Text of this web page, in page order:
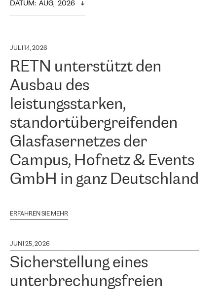
DATUM: AUG,  2026
JULI 14, 2026
RETN unterstützt den
Ausbau des
leistungsstarken,
standortübergreifenden
Glasfasernetzes der
Campus, Hofnetz & Events
GmbH in ganz Deutschland
ERFAHREN SIE MEHR
JUNI 25, 2026
Sicherstellung eines
unterbrechungsfreien